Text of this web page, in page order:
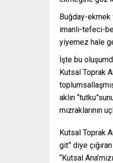
Buğday-ekmek
imanlı-tefeci-
yiyemez hale
İşte bu
Kutsal Toprak
aklın
mızraklarının
Kutsal Toprak
git” diye
“Kutsal